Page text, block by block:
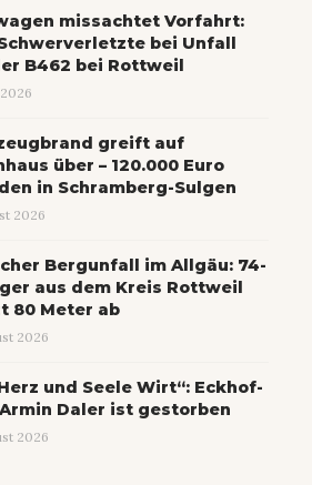
missachtet Vorfahrt:
bei Unfall
B462 bei Rottweil
greift auf
über – 120.000 Euro
in Schramberg-Sulgen
2026
Bergunfall im Allgäu: 74-
aus dem Kreis Rottweil
80 Meter ab
2026
und Seele Wirt“: Eckhof-
Daler ist gestorben
2026